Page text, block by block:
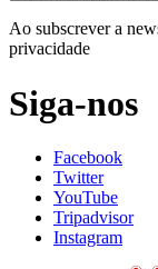
Ao subscrever a
privacidade
Siga-nos
Facebook
Twitter
YouTube
Tripadvisor
Instagram